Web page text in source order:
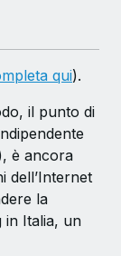
qui).
il punto di
è ancora
dell’Internet
la
in Italia, un